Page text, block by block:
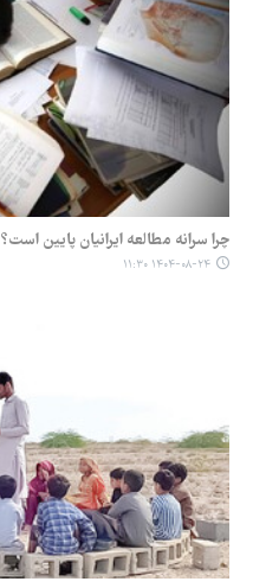
چرا سرانه مطالعه ایرانیان پایین است؟
۱۴۰۴-۰۸-۲۴ ۱۱:۳۰